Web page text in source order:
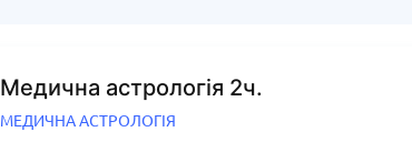
Медична астрологія 2ч.
МЕДИЧНА АСТРОЛОГІЯ